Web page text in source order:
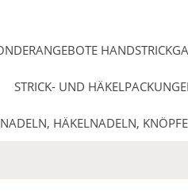
STRICK- UND
HÄKELNADELN,